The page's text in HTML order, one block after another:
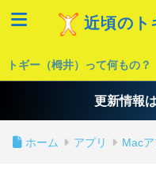
近頃のト
トギー（栂井）って何もの？
更新情報
ホーム アプリ Macア